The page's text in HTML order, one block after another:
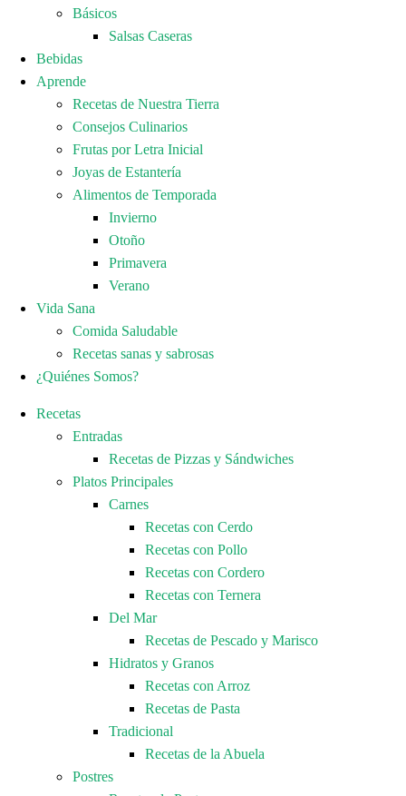
Básicos
Salsas Caseras
Bebidas
Aprende
Recetas de Nuestra Tierra
Consejos Culinarios
Frutas por Letra Inicial
Joyas de Estantería
Alimentos de Temporada
Invierno
Otoño
Primavera
Verano
Vida Sana
Comida Saludable
Recetas sanas y sabrosas
¿Quiénes Somos?
Recetas
Entradas
Recetas de Pizzas y Sándwiches
Platos Principales
Carnes
Recetas con Cerdo
Recetas con Pollo
Recetas con Cordero
Recetas con Ternera
Del Mar
Recetas de Pescado y Marisco
Hidratos y Granos
Recetas con Arroz
Recetas de Pasta
Tradicional
Recetas de la Abuela
Postres